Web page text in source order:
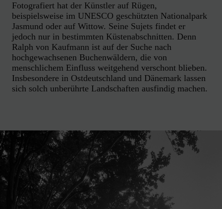
Fotografiert hat der Künstler auf Rügen,
beispielsweise im UNESCO geschützten Nationalpark
Jasmund oder auf Wittow. Seine Sujets findet er
jedoch nur in bestimmten Küstenabschnitten. Denn
Ralph von Kaufmann ist auf der Suche nach
hochgewachsenen Buchenwäldern, die von
menschlichem Einfluss weitgehend verschont blieben.
Insbesondere in Ostdeutschland und Dänemark lassen
sich solch unberührte Landschaften ausfindig machen.